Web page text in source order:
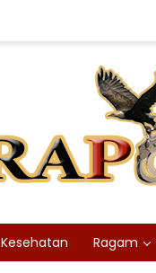
Kesehatan Ragam